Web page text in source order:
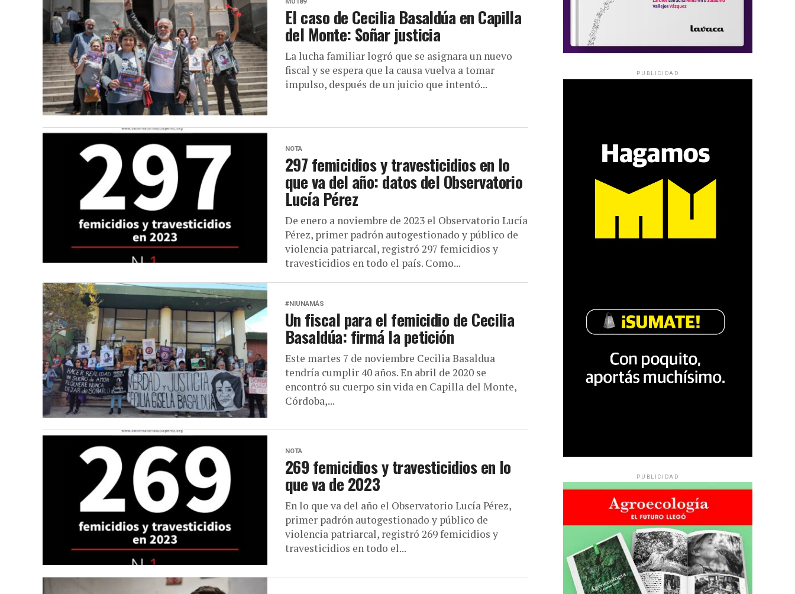
El caso de Cecilia Basaldúa en Capilla
del Monte: Soñar justicia
La lucha familiar logró que se asignara un nuevo
fiscal y se espera que la causa vuelva a tomar
impulso, después de un juicio que intentó...
NOTA
297 femicidios y travesticidios en lo
que va del año: datos del Observatorio
Lucía Pérez
De enero a noviembre de 2023 el Observatorio Lucía
Pérez, primer padrón autogestionado y público de
violencia patriarcal, registró 297 femicidios y
travesticidios en todo el país. Como...
#NIUNAMÁS
Un fiscal para el femicidio de Cecilia
Basaldúa: firmá la petición
Este martes 7 de noviembre Cecilia Basaldua
tendría cumplir 40 años. En abril de 2020 se
encontró su cuerpo sin vida en Capilla del Monte,
Córdoba,...
NOTA
269 femicidios y travesticidios en lo
que va de 2023
En lo que va del año el Observatorio Lucía Pérez,
primer padrón autogestionado y público de
violencia patriarcal, registró 269 femicidios y
travesticidios en todo el...
PUBLICIDAD
PUBLICIDAD